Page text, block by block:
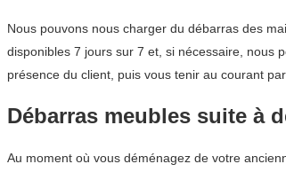
Nous pouvons nous charger du débarras des
disponibles 7 jours sur 7 et, si nécessaire, nous
présence du client, puis vous tenir au courant
Débarras meubles suite à
Au moment où vous déménagez de votre